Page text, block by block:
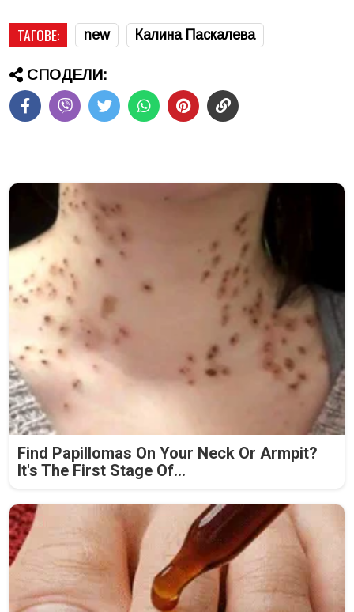
ТАГОВЕ: new Калина Паскалева
СПОДЕЛИ:
Find Papillomas On Your Neck Or Armpit?
It's The First Stage Of...